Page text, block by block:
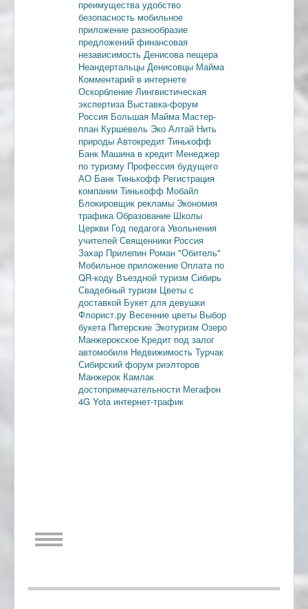
преимуществаудобство
безопасность мобильное
приложение разнообразие
предложений финансовая
независимость Денисова пещера
Неандертальцы Денисовцы Майма
Комментарий в интернете
Оскорбление Лингвистическая
экспертиза Выставка-форум
Россия Большая Майма Мастер-
план Куршевель Эко Алтай Нить
природы Автокредит Тинькофф
Банк Машина в кредит Менеджер
по туризму Профессия будущего
АО Банк Тинькофф Регистрация
компании Тинькофф Мобайл
Блокировщик рекламы Экономия
трафикаОбразование Школы
Церкви Год педагогаУвольнения
учителей Священники Россия
Захар Прилепин Роман "Обитель"
Мобильное приложение Оплата по
QR-коду Въездной туризм Сибирь
Свадебный туризм Цветы с
доставкой Букет для девушки
Флорист.ру Весенние цветы Выбор
букета Питерские Экотуризм Озеро
Манжерокское Кредит под залог
автомобиля Недвижимость Турчак
Сибирский форум риэлторов
Манжерок Камлак
достопримечательности Мегафон
4G Yota интернет-трафик